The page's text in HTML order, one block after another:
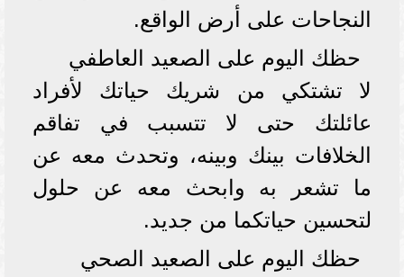
النجاحات على أرض الواقع.
حظك اليوم على الصعيد العاطفي
لا تشتكي من شريك حياتك لأفراد
عائلتك حتى لا تتسبب في تفاقم
الخلافات بينك وبينه، وتحدث معه عن
ما تشعر به وابحث معه عن حلول
لتحسين حياتكما من جديد.
حظك اليوم على الصعيد الصحي